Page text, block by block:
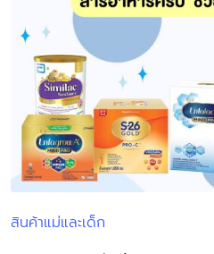
Posted
สินค้าแม่และเด็ก